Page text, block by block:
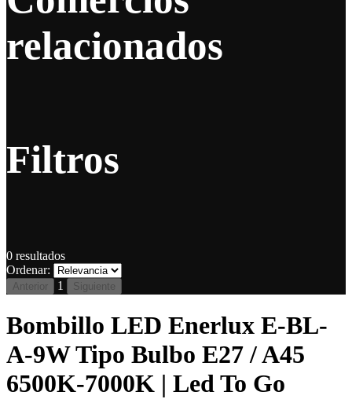
relacionados
Filtros
0 resultados
Ordenar:
Anterior 1 Siguiente
Bombillo LED Enerlux E-BL-
A-9W Tipo Bulbo E27 / A45
6500K-7000K | Led To Go